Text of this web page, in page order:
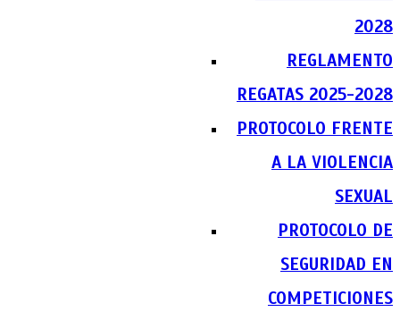
2028
REGLAMENTO
REGATAS 2025-2028
PROTOCOLO FRENTE
A LA VIOLENCIA
SEXUAL
PROTOCOLO DE
SEGURIDAD EN
COMPETICIONES